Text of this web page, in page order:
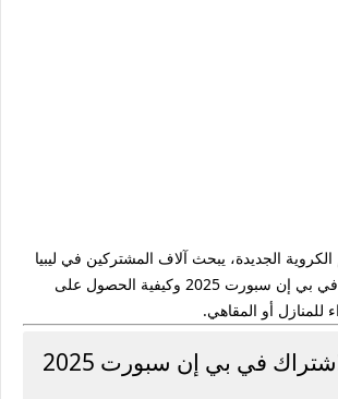
الجديدة، يبحث آلاف المشتركين في ليبيا
بي إن سبورت 2025
وكيفية الحصول على
للمنازل أو المقاهي.
💰 أسعار الاشتراك في بي إن سبورت 2025